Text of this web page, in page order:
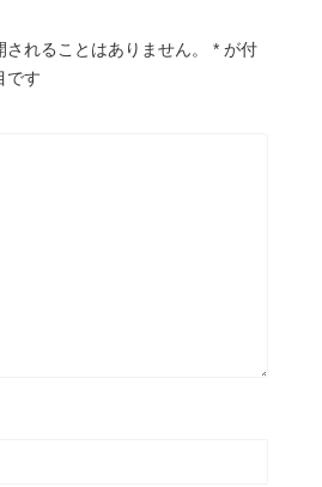
れることはありません。 * が付
です